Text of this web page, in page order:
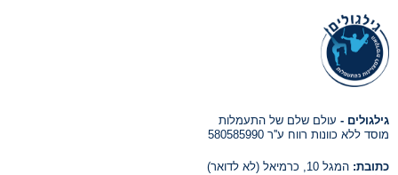
גילגולים - עולם שלם של התעמלות
מוסד ללא כוונות רווח ע''ר 580585990
כתובת: המגל 10, כרמיאל (לא לדואר)